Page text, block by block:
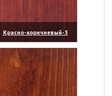
Красно-коричневый-3
(увеличить)